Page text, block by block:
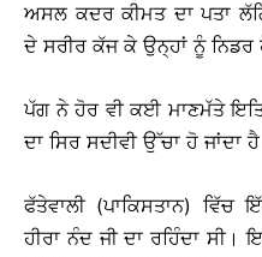
ਅਸਲ ਕਦਰ ਕੀਮਤ ਦਾ ਪਤਾ
ਦੇ ਸਰੀਰ ਕੱਜ ਕੇ ਉਨ੍ਹਾਂ ਨੂੰ ਨਿਡਰ
ਪੱਗ ਨੇ ਹੋਰ ਵੀ ਕਈ ਮਾਣਮੱਤੇ
ਦਾ ਸਿਰ ਸਦੀਵੀ ਉੱਚਾ ਹੋ ਜਾਂਦਾ
ਫੱਤੇਵਾਲੀ (ਪਾਕਿਸਤਾਨ) ਵਿੱਚ
ਹੀਰਾ ਨੰਦ ਜੀ ਦਾ ਰਹਿੰਦਾ